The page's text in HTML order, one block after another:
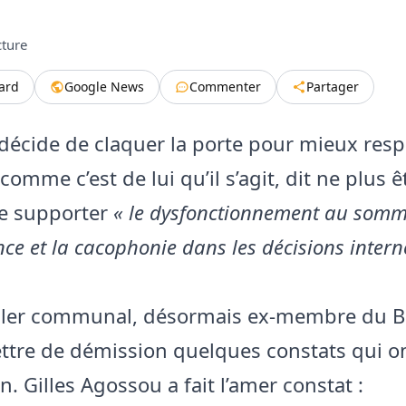
Google News Commenter Partager
de claquer la porte pour mieux
c’est de lui qu’il s’agit, dit ne plus
supporter « le dysfonctionnement au
et la cacophonie dans les décisions
communal, désormais ex-membre du
de démission quelques constats qui
Gilles Agossou a fait l’amer constat :